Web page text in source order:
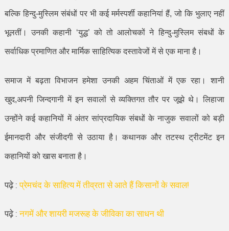
बल्कि हिन्दु-मुस्लिम संबंधों पर भी कई मर्मस्पर्शी कहानियां हैं,जो कि भुलाए नहीं
भूलतीं। उनकी कहानी ‘युद्ध’को तो आलोचकों ने हिन्दु-मुस्लिम संबधों के
सर्वाधिक प्रमाणित और मार्मिक साहित्यिक दस्तावेजों में से एक माना है।
समाज में बढ़ता विभाजन हमेशा उनकी अहम चिंताओं में एक रहा। शानी
खुद,अपनी जिन्दगानी में इन सवालों से व्यक्तिगत तौर पर जूझे थे। लिहाजा
उन्होंने कई कहानियों में अंतर सांप्रदायिक संबधों के नाजुक सवालों को बड़ी
ईमानदारी और संजीदगी से उठाया है। कथानक और तटस्थ ट्रीटमेंट इन
कहानियों को खास बनाता है।
पढ़े :प्रेमचंद के साहित्य में तीव्रता से आते हैं किसानों के सवाल!
पढ़े :नगमें और शायरी मजरूह के जीविका का साधन थी